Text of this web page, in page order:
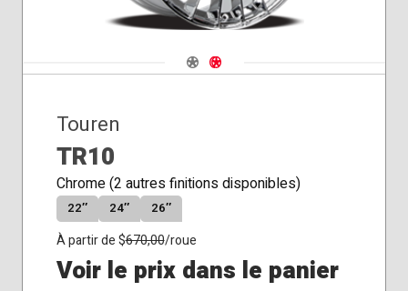
Navigate 1
Navigate 2
Touren
TR10
Chrome (2 autres finitions disponibles)
22″ 24″ 26″
À partir de $670,00/roue
Voir le prix dans le panier